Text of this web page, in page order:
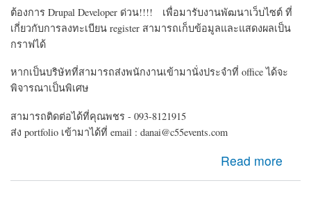
ต้องการ Drupal Developer ด่วน!!!! เพื่อมารับงานพัฒนาเว็บไซต์ ที่
เกี่ยวกับการลงทะเบียน register สามารถเก็บข้อมูลและแสดงผลเป็น
กราฟได้
หากเป็นบริษัทที่สามารถส่งพนักงานเข้ามานั่งประจำที่ office ได้จะ
พิจารณาเป็นพิเศษ
สามารถติดต่อได้ที่คุณพชร - 093-8121915
ส่ง portfolio เข้ามาได้ที่ email : danai@c55events.com
Read more